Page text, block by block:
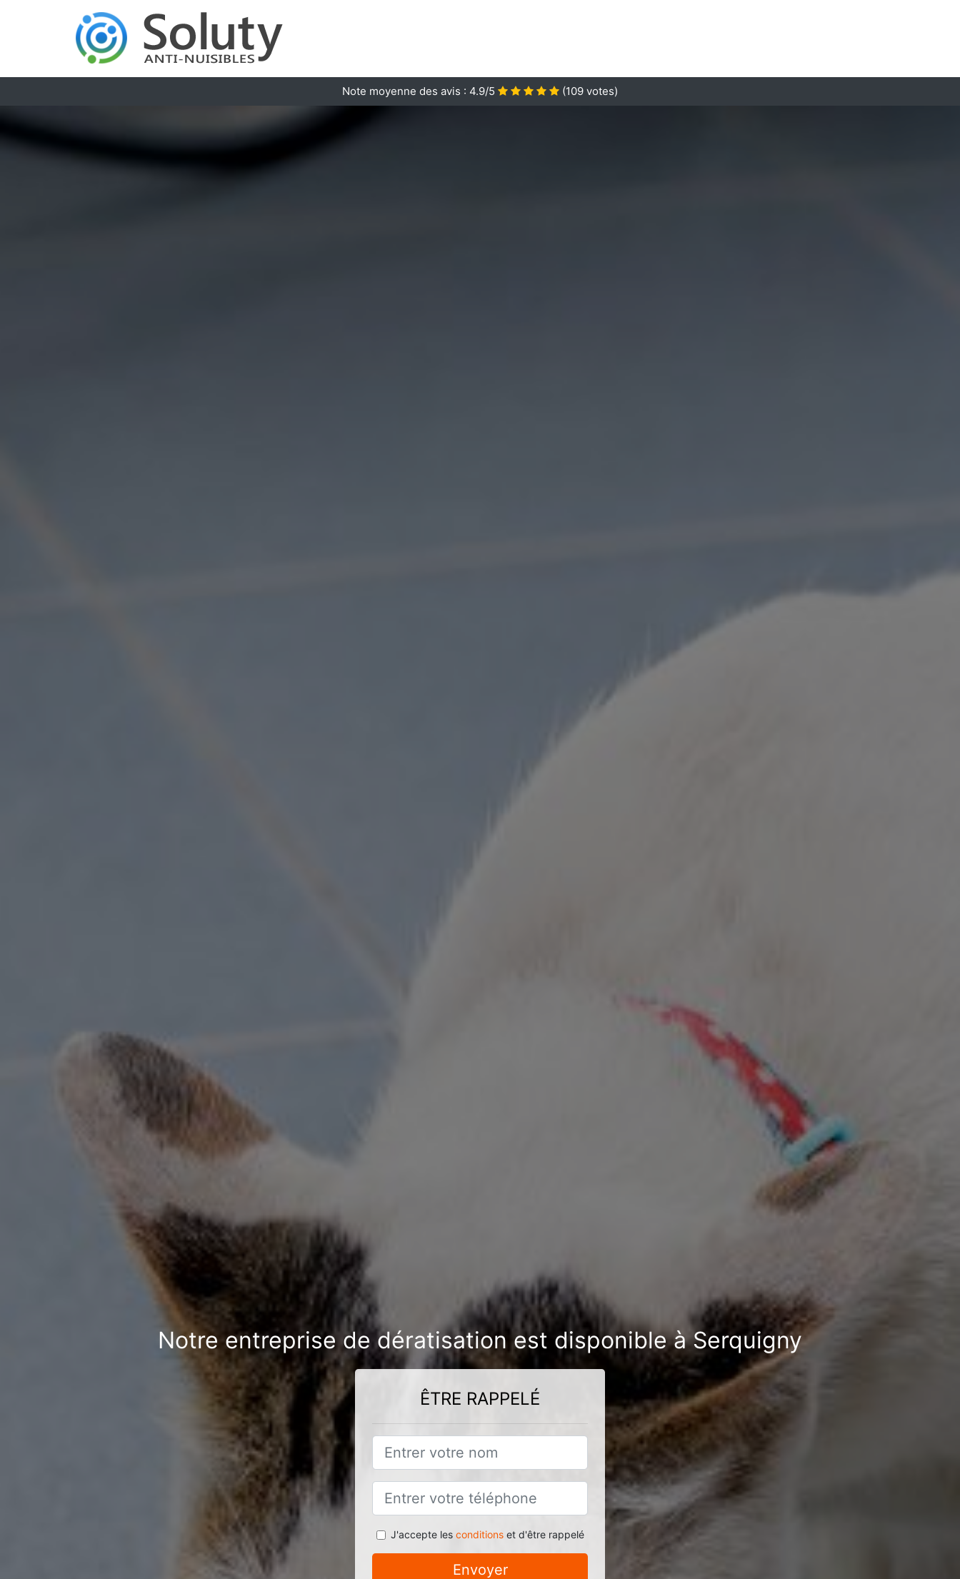
Note moyenne des avis : 4.9/5 (109 votes)
Notre entreprise de dératisation est disponible à Serquigny
ÊTRE RAPPELÉ
J'accepte les conditionset d'être rappelé
Envoyer